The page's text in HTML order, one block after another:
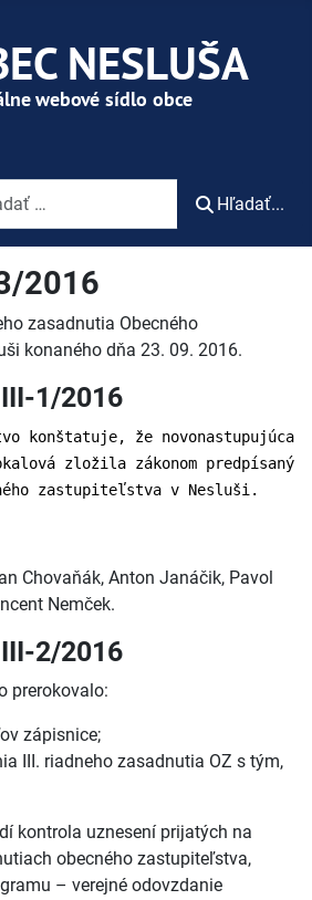
Hľadať...
2016
zasadnutia Obecného
konaného dňa 23. 09. 2016.
1/2016
konštatuje, že novonastupujúca
zložila zákonom predpísaný
zastupiteľstva v Nesluši.
Chovaňák, Anton Janáčik, Pavol
Nemček.
2/2016
prerokovalo:
zápisnice;
III. riadneho zasadnutia OZ s tým,
kontrola uznesení prijatých na
obecného zastupiteľstva,
– verejné odovzdanie